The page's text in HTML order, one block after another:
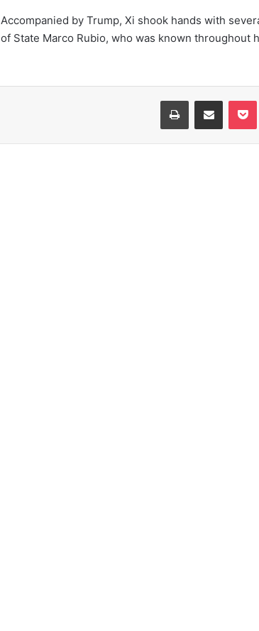
Accompanied by Trump, Xi shook hands with
of State Marco Rubio, who was known throughout